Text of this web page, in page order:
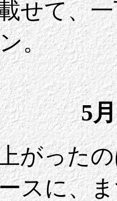
せて、
。
5
がった
スに、